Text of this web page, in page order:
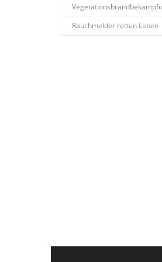
Rauchmelder retten Leben